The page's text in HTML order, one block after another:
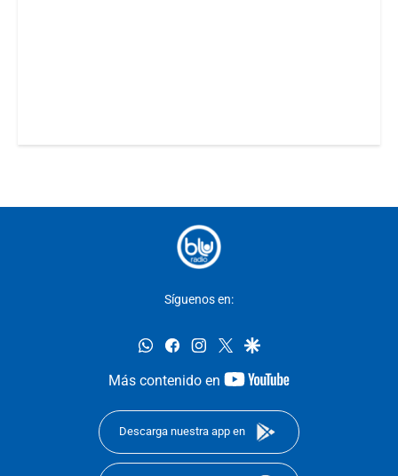
Síguenos en:
whatsappfacebookinstagram
twittergoogle
Más contenido en
youtube-
Descarga nuestra app en